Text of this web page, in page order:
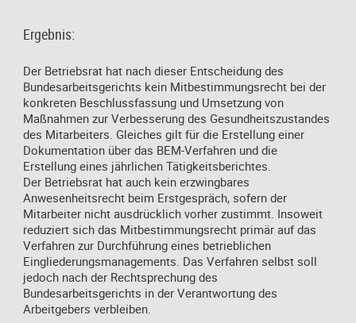
Ergebnis:
Der Betriebsrat hat nach dieser Entscheidung des
Bundesarbeitsgerichts kein Mitbestimmungsrecht bei der
konkreten Beschlussfassung und Umsetzung von
Maßnahmen zur Verbesserung des Gesundheitszustandes
des Mitarbeiters. Gleiches gilt für die Erstellung einer
Dokumentation über das BEM-Verfahren und die
Erstellung eines jährlichen Tätigkeitsberichtes.
Der Betriebsrat hat auch kein erzwingbares
Anwesenheitsrecht beim Erstgespräch, sofern der
Mitarbeiter nicht ausdrücklich vorher zustimmt. Insoweit
reduziert sich das Mitbestimmungsrecht primär auf das
Verfahren zur Durchführung eines betrieblichen
Eingliederungsmanagements. Das Verfahren selbst soll
jedoch nach der Rechtsprechung des
Bundesarbeitsgerichts in der Verantwortung des
Arbeitgebers verbleiben.